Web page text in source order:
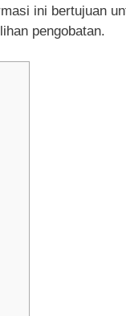
ini bertujuan
pengobatan.